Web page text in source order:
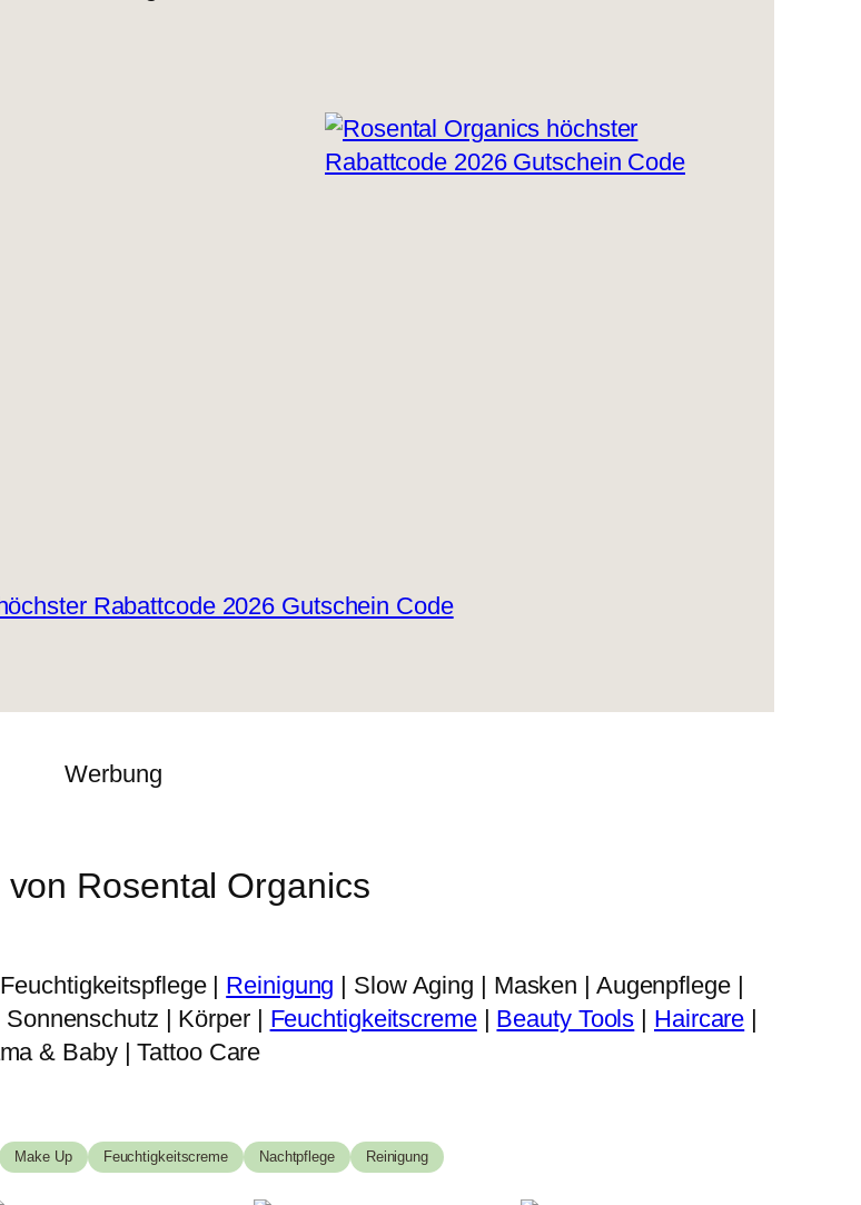
Werbung
von Rosental Organics
| Reinigung | Slow Aging | Masken | Augenpflege |
| Körper | Feuchtigkeitscreme| Beauty Tools | Haircare |
& Baby | Tattoo Care
Make Up Feuchtigkeitscreme Nachtpflege Reinigung